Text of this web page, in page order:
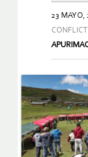
23 MAYO,